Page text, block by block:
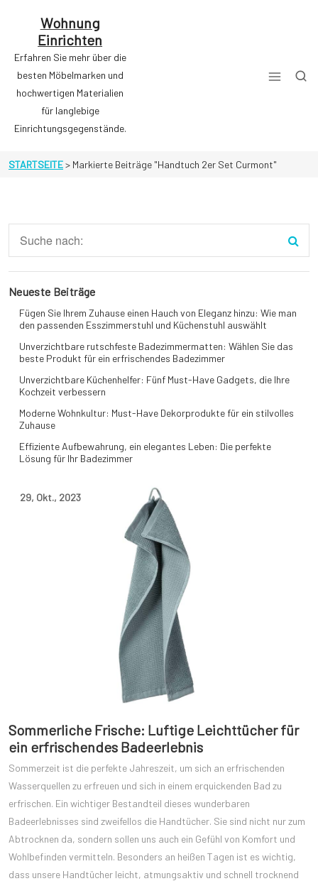
Wohnung
Einrichten
Erfahren Sie mehr über die
besten Möbelmarken und
hochwertigen Materialien
für langlebige
Einrichtungsgegenstände.
STARTSEITE> Markierte Beiträge "Handtuch 2er Set Curmont"
29, Okt., 2023
Sommerliche Frische: Luftige Leichttücher für
ein erfrischendes Badeerlebnis
Sommerzeit ist die perfekte Jahreszeit, um sich an erfrischenden
Wasserquellen zu erfreuen und sich in einem erquickenden Bad zu
erfrischen. Ein wichtiger Bestandteil dieses wunderbaren
Badeerlebnisses sind zweifellos die Handtücher. Sie sind nicht nur zum
Abtrocknen da, sondern sollen uns auch ein Gefühl von Komfort und
Wohlbefinden vermitteln. Besonders an heißen Tagen ist es wichtig,
dass unsere Handtücher leicht, atmungsaktiv und schnell trocknend
Neueste Beiträge
Fügen Sie Ihrem Zuhause einen Hauch von Eleganz hinzu: Wie man
den passenden Esszimmerstuhl und Küchenstuhl auswählt
Unverzichtbare rutschfeste Badezimmermatten: Wählen Sie das
beste Produkt für ein erfrischendes Badezimmer
Unverzichtbare Küchenhelfer: Fünf Must-Have Gadgets, die Ihre
Kochzeit verbessern
Moderne Wohnkultur: Must-Have Dekorprodukte für ein stilvolles
Zuhause
Effiziente Aufbewahrung, ein elegantes Leben: Die perfekte
Lösung für Ihr Badezimmer